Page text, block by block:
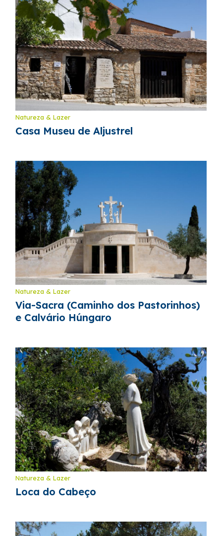
Natureza & Lazer
Casa Museu de Aljustrel
Natureza & Lazer
Via-Sacra (Caminho dos Pastorinhos)
e Calvário Húngaro
Natureza & Lazer
Loca do Cabeço